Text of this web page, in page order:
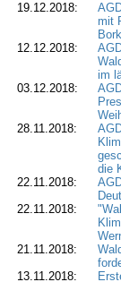
19.12.2018:
mit
12.12.2018:
im
03.12.2018:
28.11.2018:
die
22.11.2018:
22.11.2018:
21.11.2018:
13.11.2018: